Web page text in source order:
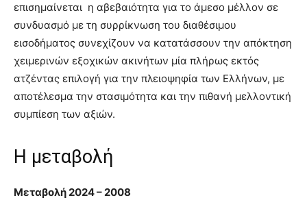
επισημαίνεται η αβεβαιότητα για το άμεσο μέλλον σε
συνδυασμό με τη συρρίκνωση του διαθέσιμου
εισοδήματος συνεχίζουν να κατατάσσουν την απόκτηση
χειμερινών εξοχικών ακινήτων μία πλήρως εκτός
ατζέντας επιλογή για την πλειοψηφία των Ελλήνων, με
αποτέλεσμα την στασιμότητα και την πιθανή μελλοντική
συμπίεση των αξιών.
Η μεταβολή
Μεταβολή 2024 – 2008